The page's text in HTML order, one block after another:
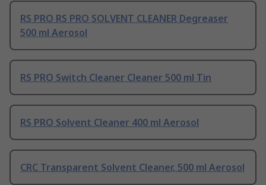
RS PRO RS PRO SOLVENT CLEANER Degreaser
500 ml Aerosol
RS PRO Switch Cleaner Cleaner 500 ml Tin
RS PRO Solvent Cleaner 400 ml Aerosol
CRC Transparent Solvent Cleaner, 500 ml Aerosol